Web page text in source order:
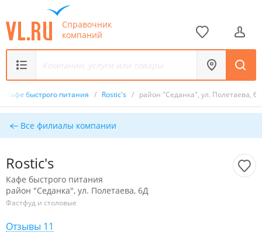
Справочник
компаний
Кафе быстрого питания / Rostic's / район "Седанка", ул. Полетаева, 6Д
Все филиалы компании
Rostic's
Кафе быстрого питания
район "Седанка", ул. Полетаева, 6Д
Фастфуд и столовые
Отзывы 11